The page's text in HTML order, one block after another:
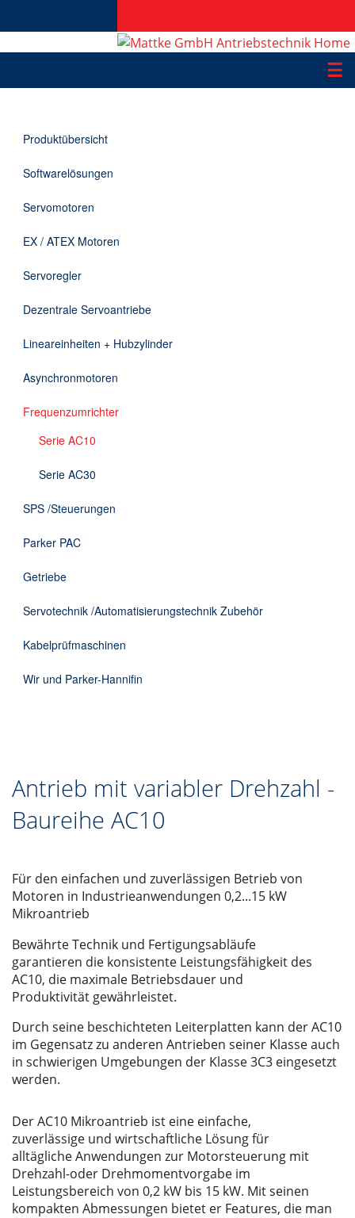
☰
Applikationen
Informationen
Downloads
Kontakt
Produktübersicht
Softwarelösungen
Servomotoren
EX / ATEX Motoren
Servoregler
Dezentrale Servoantriebe
Lineareinheiten + Hubzylinder
Asynchronmotoren
Frequenzumrichter
Serie AC10
Serie AC30
SPS /Steuerungen
Parker PAC
Getriebe
Servotechnik /Automatisierungstechnik Zubehör
Kabelprüfmaschinen
Wir und Parker-Hannifin
Antrieb mit variabler Drehzahl -
Baureihe AC10
Für den einfachen und zuverlässigen Betrieb von
Motoren in Industrieanwendungen 0,2...15 kW
Mikroantrieb
Bewährte Technik und Fertigungsabläufe
garantieren die konsistente Leistungsfähigkeit des
AC10, die maximale Betriebsdauer und
Produktivität gewährleistet.
Durch seine beschichteten Leiterplatten kann der AC10
im Gegensatz zu anderen Antrieben seiner Klasse auch
in schwierigen Umgebungen der Klasse 3C3 eingesetzt
werden.
Der AC10 Mikroantrieb ist eine einfache,
zuverlässige und wirtschaftliche Lösung für
alltägliche Anwendungen zur Motorsteuerung mit
Drehzahl-oder Drehmomentvorgabe im
Leistungsbereich von 0,2 kW bis 15 kW. Mit seinen
kompakten Abmessungen bietet er Features, die man